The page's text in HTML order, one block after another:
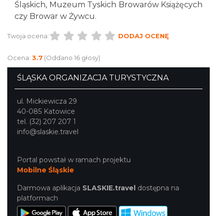
Śląskich, Muzeum Tyskich Browarów Książęcych
czy Browar w Żywcu.
Twoja ocena: DODAJ OCENĘ
Ocena: 3.7 (Oddano 16 głosy)
ŚLĄSKA ORGANIZACJA TURYSTYCZNA
ul. Mickiewicza 29
40-085 Katowice
tel. (32) 207 207 1
info@slaskie.travel
Portal powstał w ramach projektu
Mobilne Śląskie
Darmowa aplikacja SLASKIE.travel dostępna na
platformach